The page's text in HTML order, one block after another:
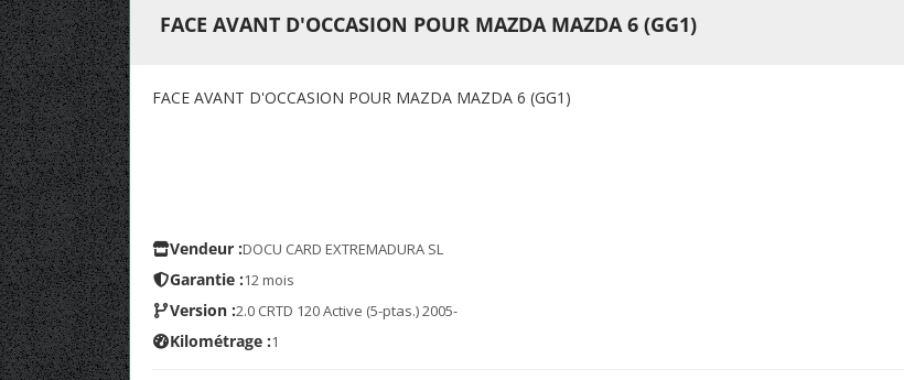
FACE AVANT D'OCCASION POUR MAZDA MAZDA 6 (GG1)
FACE AVANT D'OCCASION POUR MAZDA MAZDA 6 (GG1)
Vendeur :DOCU CARD EXTREMADURA SL
Garantie :12 mois
Version :2.0 CRTD 120 Active (5-ptas.) 2005-
Kilométrage :1